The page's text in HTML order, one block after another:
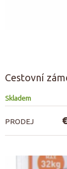
Cestovní
Skladem
PRODEJ